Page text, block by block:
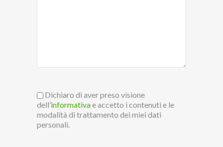
Dichiaro di aver preso visione
dell’informativae accetto i contenuti e le
modalità di trattamento dei miei dati
personali.